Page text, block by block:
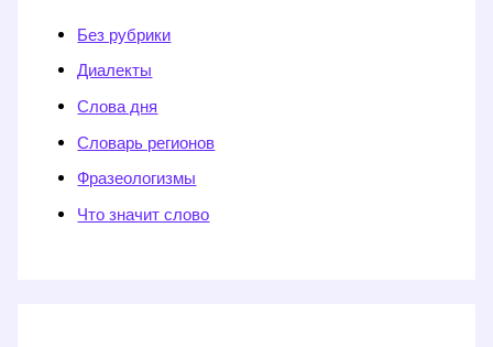
Без рубрики
Диалекты
Слова дня
Словарь регионов
Фразеологизмы
Что значит слово